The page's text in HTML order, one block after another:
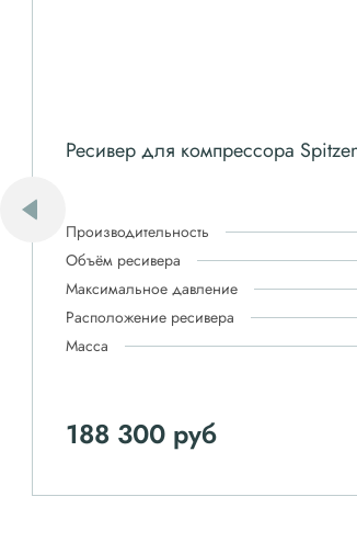
Ресивер для компрессора
Производительность
Объём ресивера
Максимальное давление
Расположение ресивера
Масса
188 300 руб